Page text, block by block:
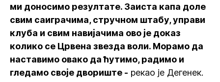
ми доносимо резултате. Заиста капа доле
свим саиграчима, стручном штабу, управи
клуба и свим навијачима ово је доказ
колико се Црвена звезда воли. Морамо да
наставимо овако да ћутимо, радимо и
гледамо своје двориште - рекао је Дегенек.